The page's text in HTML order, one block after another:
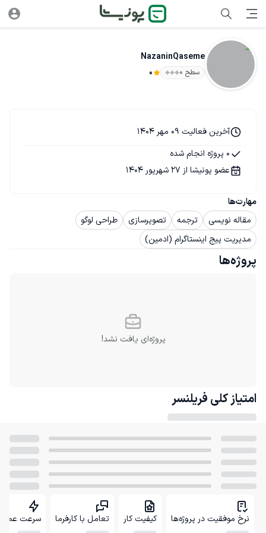
NazaninQaseme
سطح ۰ 0
مهارت‌ها
مقاله نویسی
ترجمه تصویرسازی
طراحی لوگو
مدیریت پیج اینستاگرام (ادمین)
آخرین فعالیت 09 مهر 1404
0 پروژه انجام شده
عضو پونیشا از 27 شهریور 1404
پروژه‌ها
پروژه‌ای یافت نشد!
امتیاز کلی فریلنسر
نرخ موفقیت در پروژه‌ها کیفیت کار تعامل با کارفرما سرعت عمل